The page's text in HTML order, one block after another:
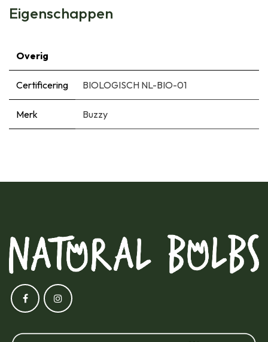
Eigenschappen
Overig
Certificering BIOLOGISCH NL-BIO-01
Merk Buzzy